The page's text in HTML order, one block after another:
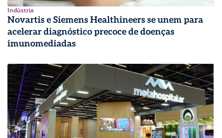
Indústria
Novartis e Siemens Healthineers se unem para
acelerar diagnóstico precoce de doenças
imunomediadas